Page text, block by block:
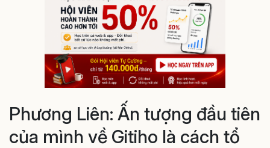
Phương Liên: Ấn tượng đầu tiên
của mình về Gitiho là cách tổ